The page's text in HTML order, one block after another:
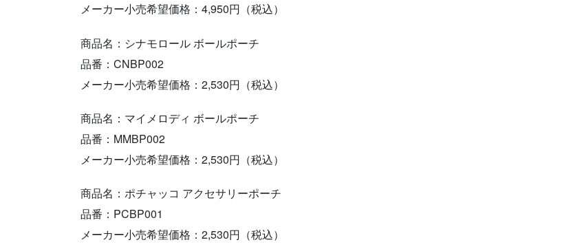
メーカー小売希望価格：4,950円（税込）
商品名：シナモロール ボールポーチ
品番：CNBP002
メーカー小売希望価格：2,530円（税込）
商品名：マイメロディ ボールポーチ
品番：MMBP002
メーカー小売希望価格：2,530円（税込）
商品名：ポチャッコ アクセサリーポーチ
品番：PCBP001
メーカー小売希望価格：2,530円（税込）